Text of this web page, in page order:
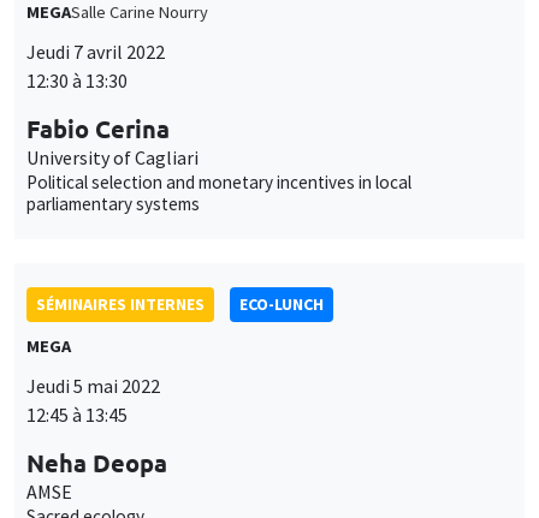
MEGASalle Carine Nourry
Jeudi 7 avril 2022
12:30 à 13:30
Fabio Cerina
University of Cagliari
Political selection and monetary incentives in local
parliamentary systems
SÉMINAIRES INTERNES
ECO-LUNCH
MEGA
Jeudi 5 mai 2022
12:45 à 13:45
Neha Deopa
AMSE